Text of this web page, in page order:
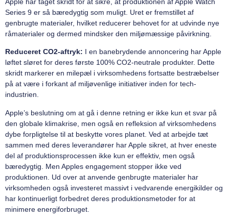
Series 9 er så bæredygtig som muligt. Uret er fremstillet af
genbrugte materialer, hvilket reducerer behovet for at udvinde nye
råmaterialer og dermed mindsker den miljømæssige påvirkning.
Reduceret CO2-aftryk: I en banebrydende annoncering har Apple
løftet sløret for deres første 100% CO2-neutrale produkter. Dette
skridt markerer en milepæl i virksomhedens fortsatte bestræbelser
på at være i forkant af miljøvenlige initiativer inden for tech-
industrien.
Apple’s beslutning om at gå i denne retning er ikke kun et svar på
den globale klimakrise, men også en refleksion af virksomhedens
dybe forpligtelse til at beskytte vores planet. Ved at arbejde tæt
sammen med deres leverandører har Apple sikret, at hver eneste
del af produktionsprocessen ikke kun er effektiv, men også
bæredygtig. Men Apples engagement stopper ikke ved
produktionen. Ud over at anvende genbrugte materialer har
virksomheden også investeret massivt i vedvarende energikilder og
har kontinuerligt forbedret deres produktionsmetoder for at
minimere energiforbruget.